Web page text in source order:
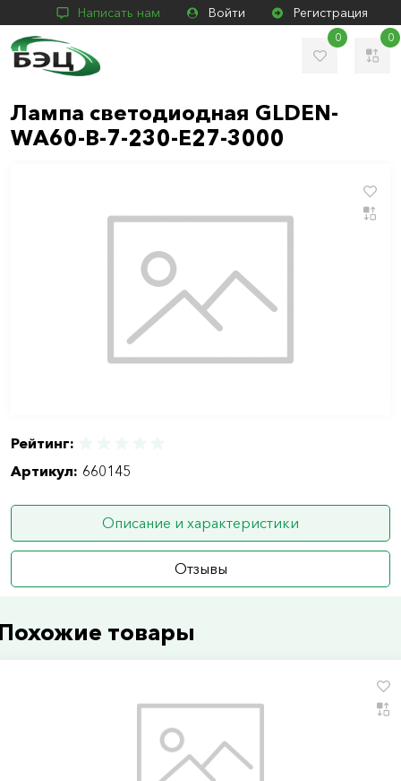
Написать нам Войти Регистрация
0 0
Лампа светодиодная GLDEN-
WA60-B-7-230-E27-3000
Рейтинг:
Артикул: 660145
Описание и характеристики
Отзывы
товары